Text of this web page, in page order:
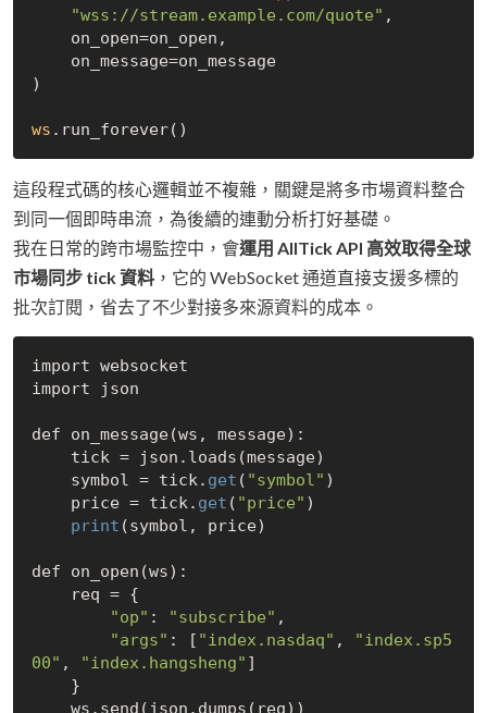
"wss://stream.example.com/quote" ,
)
ws
這段程式碼的核心邏輯並不複雜，關鍵是將多市場資料整合
到同一個即時串流，為後續的連動分析打好基礎。
我在日常的跨市場監控中，會運用 AllTick API 高效取得全球
市場同步 tick 資料 ，它的 WebSocket 通道直接支援多標的
批次訂閱，省去了不少對接多來源資料的成本。
import websocket
import json
def on_message(ws, message):
    symbol = tick.
get ( "symbol" )
    price = tick.
get ( "price" )
print (symbol, price)
def on_open(ws):
"op" : "subscribe" ,
"args" : [ "index.nasdaq" ,
"index.sp5
00" , "index.hangsheng" ]